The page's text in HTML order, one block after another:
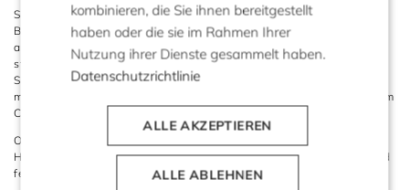
Shorts gehören an warmen Tagen zu den vielseitigsten
Begleitern einer modernen Garderobe. Sie verbinden
angenehmen Komfort mit femininer Eleganz und lassen sich
stilvoll in unterschiedlichste Sommer-Looks integrieren. Klare
Schnitte, fließende Materialien und dezente Farben verleihen
modernen Shorts eine elegante Ausstrahlung mit zeitgemäßem
Charakter.
Ob im Urlaub, in der Stadt oder im Alltag - stilvolle kurze
Hosen schaffen luftige Looks mit entspannter Leichtigkeit und
femininer Silhouette.
kombinieren, die Sie ihnen bereitgestellt
haben oder die sie im Rahmen Ihrer
Nutzung ihrer Dienste gesammelt haben.
Datenschutzrichtlinie
ALLE AKZEPTIEREN
ALLE ABLEHNEN